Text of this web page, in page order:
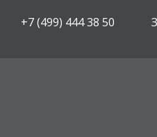
+7 (499) 444 38 50